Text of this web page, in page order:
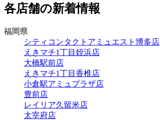
各店舗の新着情報
福岡県
シティコンタクトアミュエスト博多店
えきマチ1丁目姪浜店
大橋駅前店
えきマチ1丁目香椎店
小倉駅アミュプラザ店
豊前店
レイリア久留米店
太宰府店